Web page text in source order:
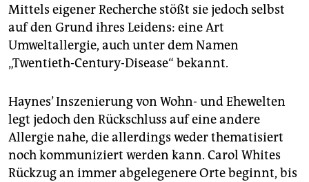
Mittels eigener Recherche stößt sie jedoch selbst
auf den Grund ihres Leidens: eine Art
Umweltallergie, auch unter dem Namen
„Twentieth-Century-Disease“ bekannt.
Haynes’ Inszenierung von Wohn- und Ehewelten
legt jedoch den Rückschluss auf eine andere
Allergie nahe, die allerdings weder thematisiert
noch kommuniziert werden kann. Carol Whites
Rückzug an immer abgelegenere Orte beginnt, bis